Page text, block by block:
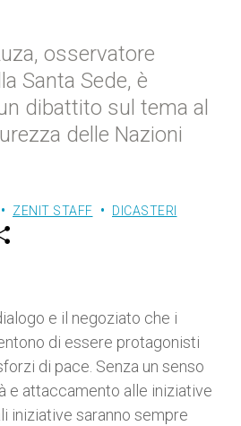
osservatore
Santa Sede, è
dibattito sul tema al
delle Nazioni
ZENIT STAFF DICASTERI
e il negoziato che i
di essere protagonisti
di pace. Senza un senso
e attaccamento alle iniziative
iniziative saranno sempre